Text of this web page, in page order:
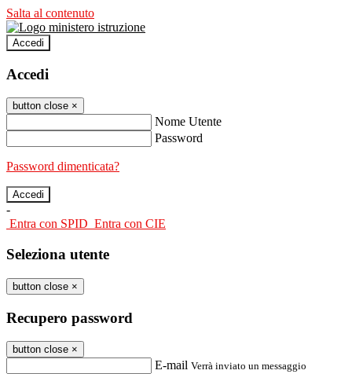
Salta al contenuto
Accedi
Accedi
button close ×
Nome Utente
Password
Password dimenticata?
-
Entra con SPID Entra con CIE
Seleziona utente
button close ×
Recupero password
button close ×
E-mail Verrà inviato un messaggio